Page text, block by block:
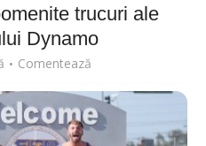
trucuri ale
Dynamo
Comentează